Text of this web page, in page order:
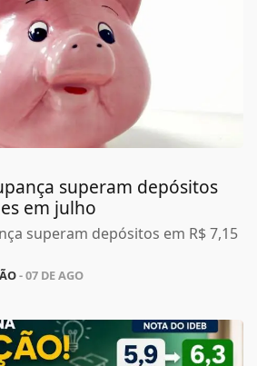
superam depósitos
em julho
superam depósitos em R$ 7,15
- 07 DE AGO